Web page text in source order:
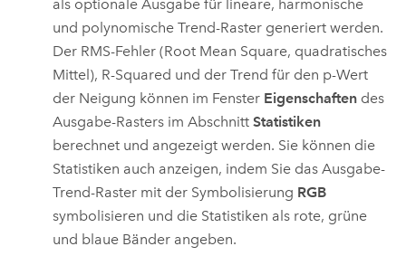
als optionale Ausgabe für lineare, harmonische
und polynomische Trend-Raster generiert werden.
Der RMS-Fehler (Root Mean Square, quadratisches
Mittel), R-Squared und der Trend für den p-Wert
der Neigung können im Fenster Eigenschaften des
Ausgabe-Rasters im AbschnittStatistiken
berechnet und angezeigt werden. Sie können die
Statistiken auch anzeigen, indem Sie das Ausgabe-
Trend-Raster mit der Symbolisierung RGB
symbolisieren und die Statistiken als rote, grüne
und blaue Bänder angeben.